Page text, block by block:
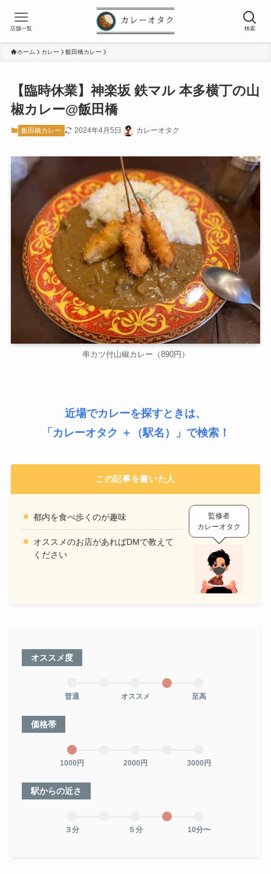
検索
店舗一覧
ホーム カレー 飯田橋カレー
【臨時休業】神楽坂 鉄マル 本多横丁の山
椒カレー@飯田橋
飯田橋カレー 2024年4月5日 カレーオタク
串カツ付山椒カレー（890円）
近場でカレーを探すときは、
「 カレーオタク ＋（駅名） 」で検索！
この記事を書いた人
都内を食べ歩くのが趣味
オススメのお店があればDMで教えて
ください
監修者
カレーオタク
オススメ度
普通 オススメ 至高
価格帯
1000円 2000円 3000円
駅からの近さ
３分 ５分 10分〜